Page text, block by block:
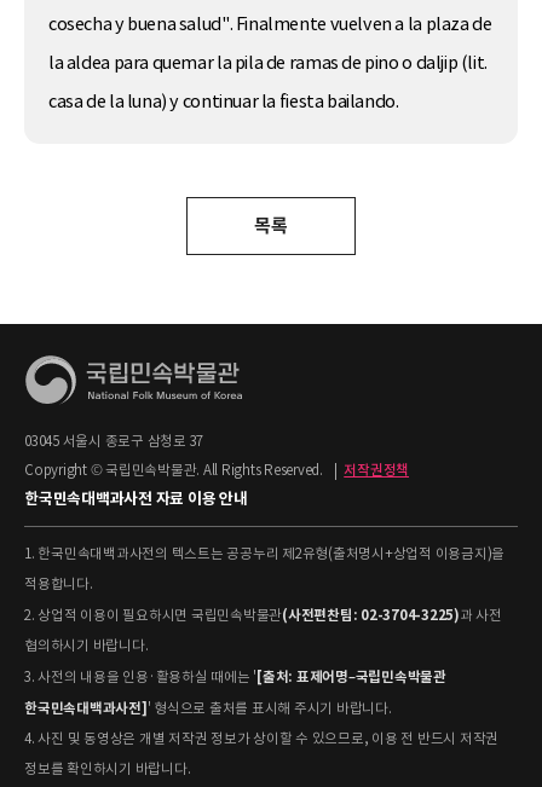
cosecha y buena salud". Finalmente vuelven a la plaza de
la aldea para quemar la pila de ramas de pino o daljip (lit.
casa de la luna) y continuar la fiesta bailando.
목록
03045 서울시 종로구 삼청로 37
Copyright © 국립민속박물관. All Rights Reserved.
저작권정책
한국민속대백과사전 자료 이용 안내
1. 한국민속대백과사전의 텍스트는 공공누리 제2유형(출처명시+상업적 이용금지)을
적용합니다.
2. 상업적 이용이 필요하시면 국립민속박물관(사전편찬팀: 02-3704-3225)과 사전
협의하시기 바랍니다.
3. 사전의 내용을 인용·활용하실 때에는 ' [출처: 표제어명–국립민속박물관
한국민속대백과사전] ' 형식으로 출처를 표시해 주시기 바랍니다.
4. 사진 및 동영상은 개별 저작권 정보가 상이할 수 있으므로, 이용 전 반드시 저작권
정보를 확인하시기 바랍니다.